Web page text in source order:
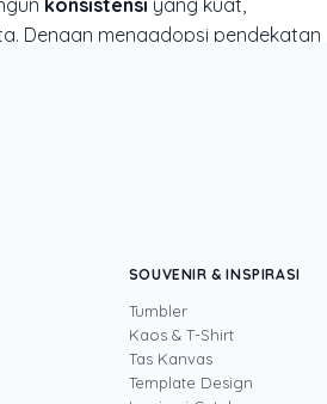
konsistensi yang kuat,
Dengan mengadopsi pendekatan
Sebagai Project Manager
produk. Dengan pendekatan
proyek cetak, sehingga setiap strategi
SOUVENIR & INSPIRASI
Tumbler
Kaos & T-Shirt
Tas Kanvas
Template Design